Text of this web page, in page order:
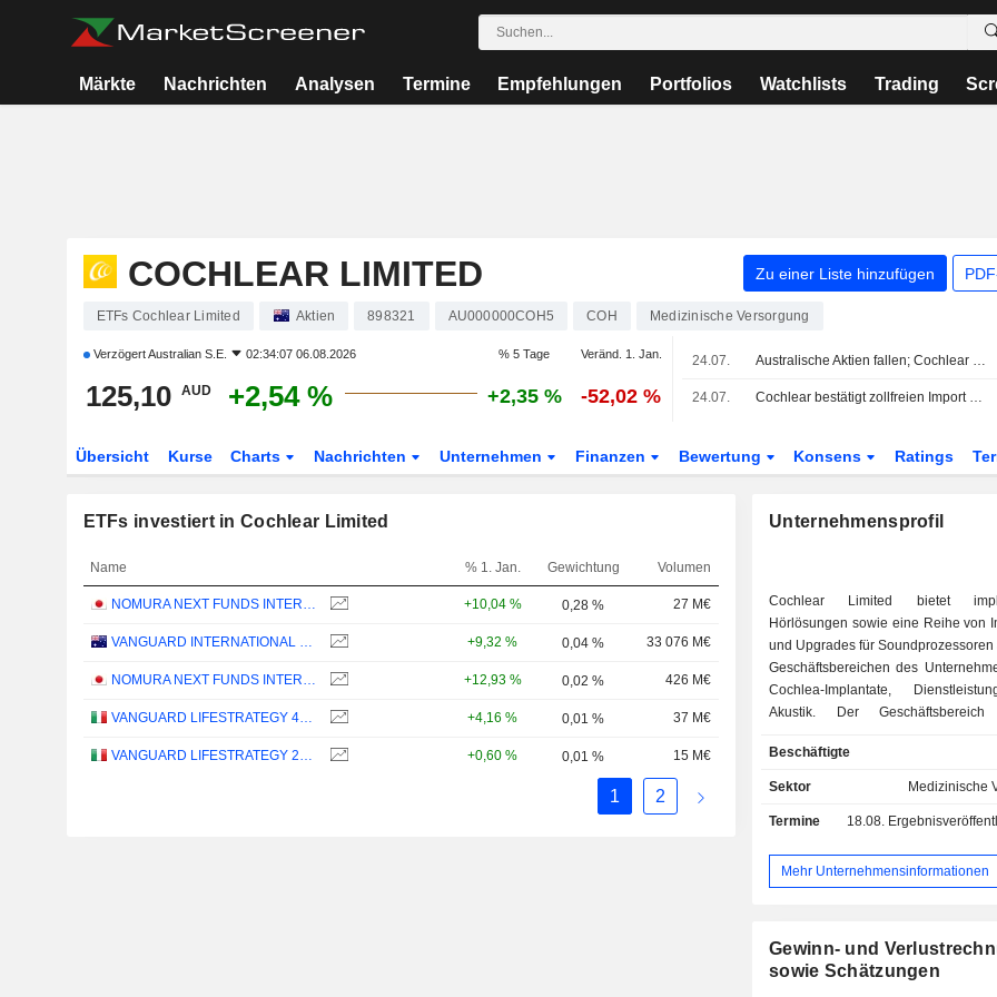
Märkte Nachrichten Analysen Termine Empfehlungen Portfolios Watchlists Trading
COCHLEAR LIMITED Zu einer Liste hinzufügen
ETFs Cochlear Limited Aktien 898321 AU000000COH5 COH Medizinische Versorgung
VerzögertAustralian S.E. 02:34:07 06.08.2026 % 5 Tage Veränd. 1. Jan.
125,10 AUD +2,54 % +2,35 % -52,02 %
24.07. Australische Aktien fallen; Cochlear bestätigt zollfreien US-Zugang für Hörimplantat-Systeme
24.07. Cochlear bestätigt zollfreien Import von Hörimplantat-Systemen in die USA
Übersicht Kurse Charts Nachrichten Unternehmen Finanzen Bewertung Konsens Ratings
ETFs investiert in Cochlear Limited
Name % 1. Jan. Gewichtung Volumen
NOMURA NEXT FUNDS INTERNATIONAL EQUITY MSCI-KOKUSAI (YEN-HEDGED) ETF - JPY +10,04 % 0,28 % 27 M€
VANGUARD INTERNATIONAL EQUITY INDEX FUNDS - VANGUARD FTSE ALL-WORLD EX-US ETF +9,32 % 0,04 % 33 076 M€
NOMURA NEXT FUNDS INTERNATIONAL EQUITY MSCI-KOKUSAI (UNHEDGED) ETF - JPY +12,93 % 0,02 % 426 M€
VANGUARD LIFESTRATEGY 40% EQUITY UCITS ETF - DISTRIBUTING - EUR +4,16 % 0,01 % 37 M€
VANGUARD LIFESTRATEGY 20% EQUITY UCITS ETF - DISTRIBUTING - EUR +0,60 % 0,01 % 15 M€
1 2
Unternehmensprofil
Cochlear Limited bietet
Hörlösungen sowie eine Reihe von
und Upgrades für Soundprozessoren
Geschäftsbereichen des
Cochlea-Implantate,
Akustik. Der Geschäftsbereich
Der Geschäftsbereich
Upgrades für Soundprozessoren,
bietet Knochenleitungssysteme
Dienstleistungsportfolio umfasst
Implantat-Portfolio, das
Care-Lösungen. Zu den Cochlear
Care-Lösungen gehören das
Beschäftigte
Sektor Medizinische
Termine 18.08. Ergebnisveröffentlichung -
Mehr Unternehmensinformationen
Gewinn- und
sowie Schätzungen